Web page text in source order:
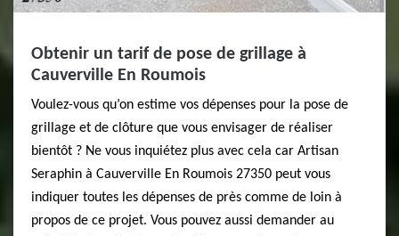
Obtenir un tarif de pose de grillage à
Cauverville En Roumois
Voulez-vous qu’on estime vos dépenses pour la pose de
grillage et de clôture que vous envisager de réaliser
bientôt ? Ne vous inquiétez plus avec cela car Artisan
Seraphin à Cauverville En Roumois 27350 peut vous
indiquer toutes les dépenses de près comme de loin à
propos de ce projet. Vous pouvez aussi demander au